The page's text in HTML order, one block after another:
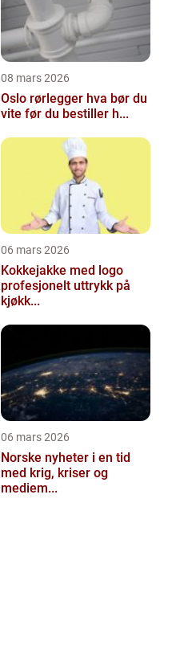
08 mars 2026
Oslo rørlegger hva bør du
vite før du bestiller h...
06 mars 2026
Kokkejakke med logo
profesjonelt uttrykk på
kjøkk...
06 mars 2026
Norske nyheter i en tid
med krig, kriser og
mediem...